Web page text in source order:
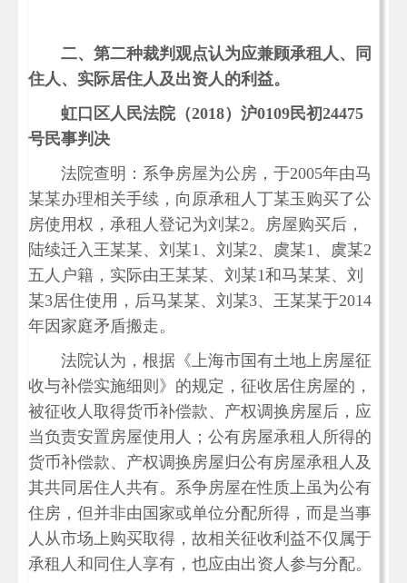
二、第二种裁判观点认为应兼顾承租人、同
住人、实际居住人及出资人的利益。
虹口区人民法院（2018）沪0109民初24475
号民事判决
法院查明：系争房屋为公房，于2005年由马
某某办理相关手续，向原承租人丁某玉购买了公
房使用权，承租人登记为刘某2。房屋购买后，
陆续迁入王某某、刘某1、刘某2、虞某1、虞某2
五人户籍，实际由王某某、刘某1和马某某、刘
某3居住使用，后马某某、刘某3、王某某于2014
年因家庭矛盾搬走。
法院认为，根据《上海市国有土地上房屋征
收与补偿实施细则》的规定，征收居住房屋的，
被征收人取得货币补偿款、产权调换房屋后，应
当负责安置房屋使用人；公有房屋承租人所得的
货币补偿款、产权调换房屋归公有房屋承租人及
其共同居住人共有。系争房屋在性质上虽为公有
住房，但并非由国家或单位分配所得，而是当事
人从市场上购买取得，故相关征收利益不仅属于
承租人和同住人享有，也应由出资人参与分配。